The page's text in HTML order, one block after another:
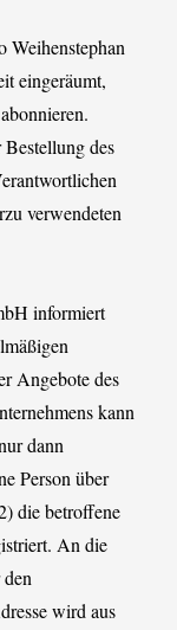
Weihenstephan
eingeräumt,
Bestellung des
verwendeten
informiert
Angebote des
kann
dann
Person über
die betroffene
An die
wird aus